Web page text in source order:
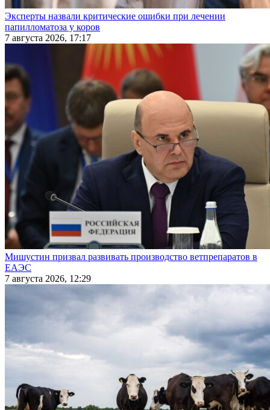
Эксперты назвали критические ошибки при лечении
папилломатоза у коров
7 августа 2026, 17:17
Мишустин призвал развивать производство ветпрепаратов в
ЕАЭС
7 августа 2026, 12:29